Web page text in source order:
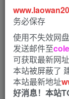
务必保存
使用不失效网
发送邮件至
可获取最新网址
本站被屏蔽了
本站最新地址
好消息！本站